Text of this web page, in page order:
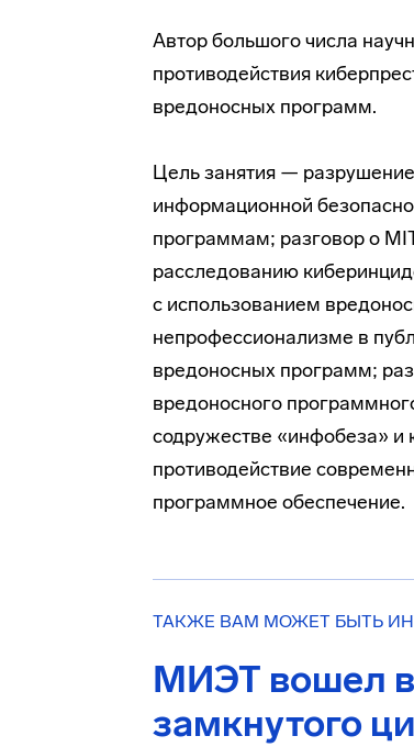
Автор большого числа
противодействия
вредоносных программ.
Цель занятия —
информационной
программам; разговор о
расследованию
с использованием
непрофессионализме в
вредоносных программ;
вредоносного
содружестве «инфобеза»
противодействие
программное обеспечение.
ТАКЖЕ ВАМ МОЖЕТ БЫТЬ
МИЭТ вошел
замкнутого